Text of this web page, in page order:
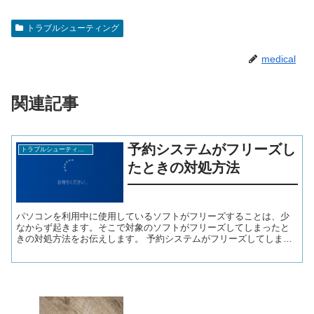
トラブルシューティング
medical
関連記事
予約システムがフリーズし
たときの対処方法
パソコンを利用中に使用しているソフトがフリーズすることは、少
なからず起きます。そこで対象のソフトがフリーズしてしまったと
きの対処方法をお伝えします。 予約システムがフリーズしてしまっ